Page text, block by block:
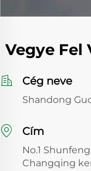
Vegye Fel
Cég neve
Shandong
Cím
No.1
Changqing